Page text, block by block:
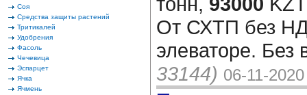
Соя
Средства защиты растений
Тритикалей
Удобрения
Фасоль
Чечевица
Эспарцет
Ячка
Ячмень
От СХТП без
элеваторе. Без
33144) 06-11-2020